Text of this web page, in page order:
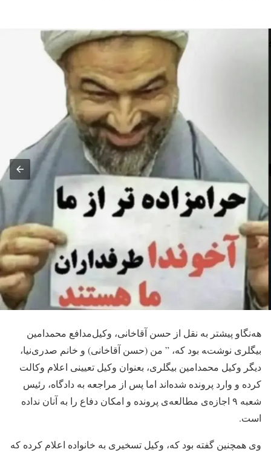
هه‌نگاو پیشتر به نقل از حسن آقاخانی، وکیل‌مدافع محمدامین
بیگلری نوشته بود که، ” من (حسن آقاخانی) و خانم صدری‌نیا،
دیگر وکیل محمدامین بیگلری، بعنوان وکیل تعیینی اعلام وکالت
کرده و وارد پرونده شده‌اند اما پس از مراجعه به دادگاه، رئیس
شعبه ۹ اجازه‌ی مطالعه‌ی پرونده و امکان دفاع را به آنان نداده
است.
وی همچنین گفته بود که، وکیل تسخیری به خانواده اعلام کرده که